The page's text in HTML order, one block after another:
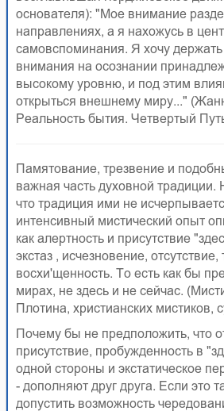
основателя): "Мое внимание
направлениях, а я нахожусь в
самовспоминания. Я хочу держать
внимания на осознании
высокому уровню, и под этим
открыться внешнему миру..."
Реальность бытия. Четвертый
Памятование, трезвение и
важная часть духовной традиции.
что традиция ими не
интенсивный мистический опыт
как алертность и присутствие
экстаз , исчезновение, отсутствие,
восхи'щенность. То есть как бы
мирах, не здесь и не сейчас.
Плотина, христианских мистиков,
Почему бы не предположить, что
присутствие, пробужденность в
одной стороны и экстатическое
- дополняют друг друга. Если это
допустить возможность